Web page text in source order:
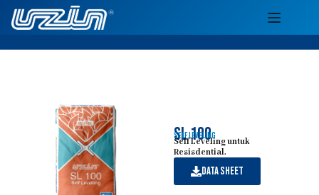
sl 100
self leveling
Self Leveling untuk
Resisdential.
data sheet